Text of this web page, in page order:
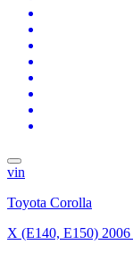
vin
Toyota Corolla
X (E140, E150) 2006